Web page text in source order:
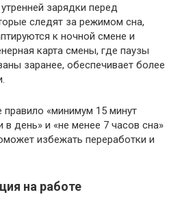
зарядки перед
следят за режимом сна,
к ночной смене и
карта смены, где паузы
заранее, обеспечивает более
правило «минимум 15 минут
в день» и «не менее 7 часов сна»
избежать переработки и
на работе